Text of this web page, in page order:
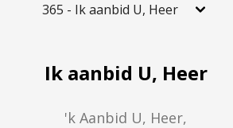
365 - Ik aanbid U, Heer
Ik aanbid U, Heer
'k Aanbid U, Heer,